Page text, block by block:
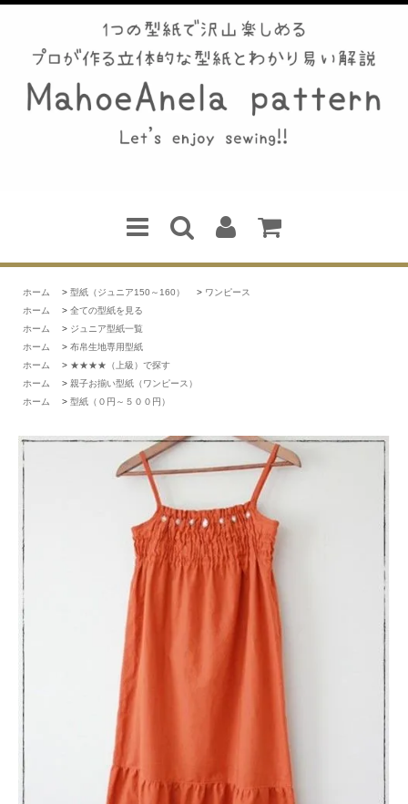
ホーム > 型紙（ジュニア150～160） > ワンピース
ホーム
> 全ての型紙を見る
ホーム
> ジュニア型紙一覧
ホーム
> 布帛生地専用型紙
ホーム
> ★★★★（上級）で探す
ホーム
> 親子お揃い型紙（ワンピース）
ホーム
> 型紙（０円～５００円）